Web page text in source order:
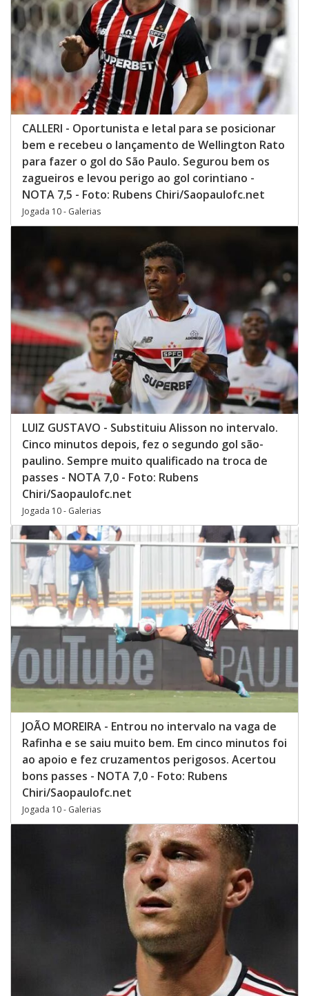
CALLERI - Oportunista e letal para se posicionar
bem e recebeu o lançamento de Wellington Rato
para fazer o gol do São Paulo. Segurou bem os
zagueiros e levou perigo ao gol corintiano -
NOTA 7,5 - Foto: Rubens Chiri/Saopaulofc.net
Jogada 10 - Galerias
LUIZ GUSTAVO - Substituiu Alisson no intervalo.
Cinco minutos depois, fez o segundo gol são-
paulino. Sempre muito qualificado na troca de
passes - NOTA 7,0 - Foto: Rubens
Chiri/Saopaulofc.net
Jogada 10 - Galerias
JOÃO MOREIRA - Entrou no intervalo na vaga de
Rafinha e se saiu muito bem. Em cinco minutos foi
ao apoio e fez cruzamentos perigosos. Acertou
bons passes - NOTA 7,0 - Foto: Rubens
Chiri/Saopaulofc.net
Jogada 10 - Galerias